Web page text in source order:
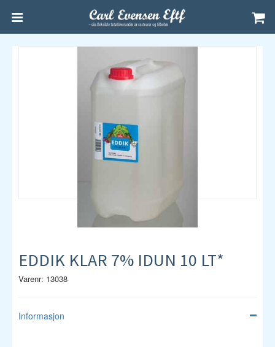
EDDIK KLAR 7% IDUN 10 LT*
Varenr: 13038
Informasjon